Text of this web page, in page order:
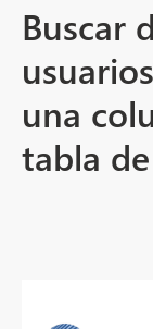
Buscar
una
tabla